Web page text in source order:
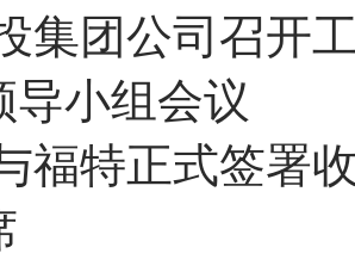
集团公司召开
导小组会议
福特正式签署